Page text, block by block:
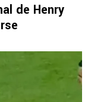
de Henry